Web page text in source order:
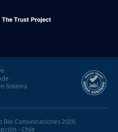
Sistema
Comunicaciones 2026
- Chile